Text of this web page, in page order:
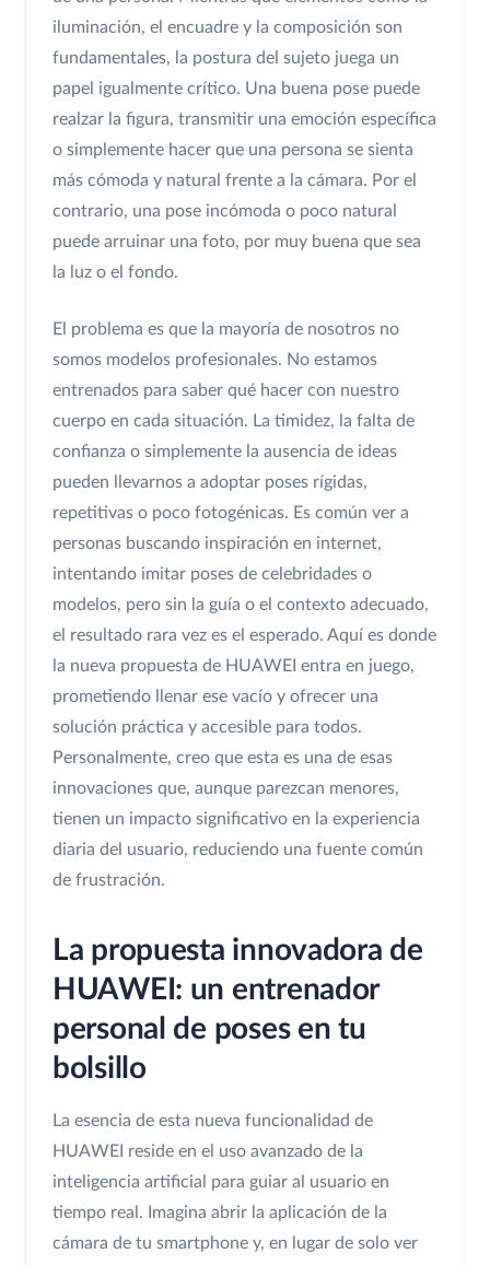
iluminación, el encuadre y la composición son
fundamentales, la postura del sujeto juega un
papel igualmente crítico. Una buena pose puede
realzar la figura, transmitir una emoción específica
o simplemente hacer que una persona se sienta
más cómoda y natural frente a la cámara. Por el
contrario, una pose incómoda o poco natural
puede arruinar una foto, por muy buena que sea
la luz o el fondo.
El problema es que la mayoría de nosotros no
somos modelos profesionales. No estamos
entrenados para saber qué hacer con nuestro
cuerpo en cada situación. La timidez, la falta de
confianza o simplemente la ausencia de ideas
pueden llevarnos a adoptar poses rígidas,
repetitivas o poco fotogénicas. Es común ver a
personas buscando inspiración en internet,
intentando imitar poses de celebridades o
modelos, pero sin la guía o el contexto adecuado,
el resultado rara vez es el esperado. Aquí es donde
la nueva propuesta de HUAWEI entra en juego,
prometiendo llenar ese vacío y ofrecer una
solución práctica y accesible para todos.
Personalmente, creo que esta es una de esas
innovaciones que, aunque parezcan menores,
tienen un impacto significativo en la experiencia
diaria del usuario, reduciendo una fuente común
de frustración.
La propuesta innovadora de
HUAWEI: un entrenador
personal de poses en tu
bolsillo
La esencia de esta nueva funcionalidad de
HUAWEI reside en el uso avanzado de la
inteligencia artificial para guiar al usuario en
tiempo real. Imagina abrir la aplicación de la
cámara de tu smartphone y, en lugar de solo ver